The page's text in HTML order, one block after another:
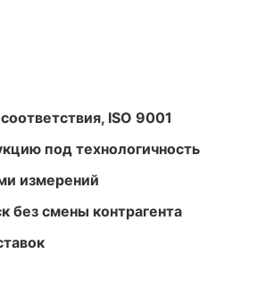
ISO 9001
под технологичность
измерений
без смены контрагента